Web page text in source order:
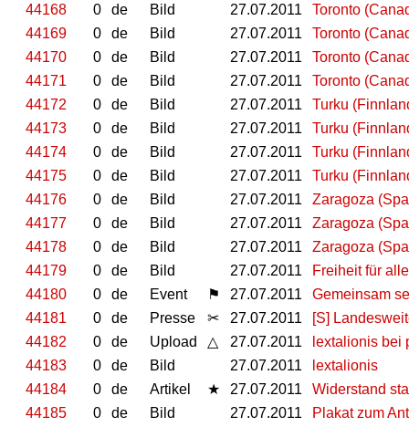
44168
0 de Bild 27.07.2011
Toronto
44169
0 de Bild 27.07.2011
Toronto
44170
0 de Bild 27.07.2011
Toronto
44171
0 de Bild 27.07.2011
Toronto
44172
0 de Bild 27.07.2011
Turku
44173
0 de Bild 27.07.2011
Turku
44174
0 de Bild 27.07.2011
Turku
44175
0 de Bild 27.07.2011
Turku
44176
0 de Bild 27.07.2011
Zaragoza
44177
0 de Bild 27.07.2011
Zaragoza
44178
0 de Bild 27.07.2011
Zaragoza
44179
0 de Bild 27.07.2011
Freiheit für
44180
0 de Event ⚑ 27.07.2011
Gemeinsam
44181
0 de Presse ✂ 27.07.2011
[S]
44182
0 de Upload △ 27.07.2011
lextalionis bei
44183
0 de Bild 27.07.2011
lextalionis
44184
0 de Artikel ★ 27.07.2011
Widerstand
44185
0 de Bild 27.07.2011 Plakat zum